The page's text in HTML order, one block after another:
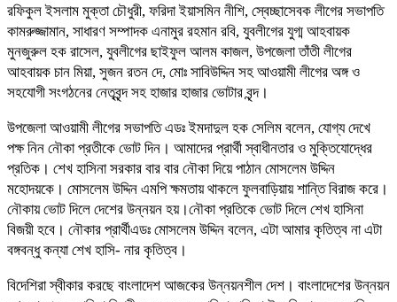
রফিকুল ইসলাম মুক্তা চৌধুরী, ফরিদা ইয়াসমিন নীশি, স্বেচ্ছাসেবক লীগের সভাপতি
কামরুজ্জামান, সাধারণ সম্পাদক এনামুর রহমান রবি, যুবলীগের যুগ্ম আহবায়ক
মুনজুরুল হক রাসেল, যুবলীগের ছাইফুল আলম কাজল, উপজেলা তাঁতী লীগের
আহবায়ক চান মিয়া, সুজন রতন দে, মোঃ সাবিউদ্দিন সহ আওয়ামী লীগের অঙ্গ ও
সহযোগী সংগঠনের নেতৃবৃন্দ সহ হাজার হাজার ভোটার বৃন্দ।
উপজেলা আওয়ামী লীগের সভাপতি এডঃ ইমদাদুল হক সেলিম বলেন, যোগ্য দেখে
পক্ষ নিন নৌকা প্রতীকে ভোট দিন। আমাদের প্রার্থী স্বাধীনতার ও মুক্তিযোদ্ধের
প্রতিক। শেখ হাসিনা সরকার বার বার নৌকা দিয়ে পাঠান মোসলেম উদ্দিন
মহোদয়কে। মোসলেম উদ্দিন এমপি ক্ষমতায় থাকলে ফুলবাড়িয়ায় শান্তি বিরাজ করে।
নৌকায় ভোট দিলে দেশের উন্নয়ন হয়।নৌকা প্রতিকে ভোট দিলে শেখ হাসিনা
বিজয়ী হবে। নৌকার প্রার্থীএডঃ মোসলেম উদ্দিন বলেন, এটা আমার কৃতিত্ব না এটা
বঙ্গবন্ধু কন্যা শেখ হাসি- নার কৃতিত্ব।
বিদেশিরা স্বীকার করছে বাংলাদেশ আজকের উন্নয়নশীল দেশ। বাংলাদেশের উন্নয়ন